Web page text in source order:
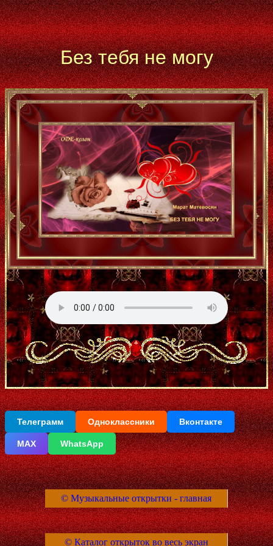
Без тебя не могу
Телеграмм Одноклассники Вконтакте
МАХ WhatsApp
© Музыкальные открытки - главная
© Каталог открыток во весь экран